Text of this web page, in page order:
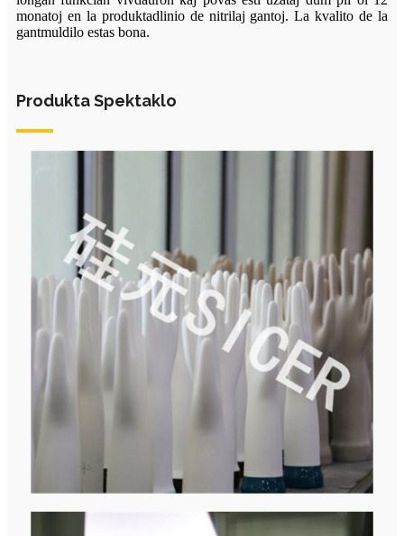
monatoj en la produktadlinio de nitrilaj gantoj. La kvalito de la
gantmuldilo estas bona.
Produkta Spektaklo